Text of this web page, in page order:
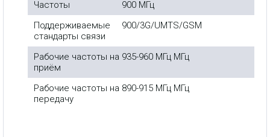
Частоты
900 МГц
Поддерживаемые
стандарты связи
900/3G/UMTS/GSM
Рабочие частоты на
приём
935-960 МГц МГц
Рабочие частоты на
передачу
890-915 МГц МГц